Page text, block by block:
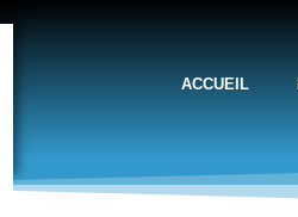
ACCUEIL